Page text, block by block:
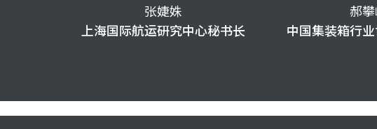
张婕姝
上海国际航运研究中心秘书长
郝
中国集装箱行